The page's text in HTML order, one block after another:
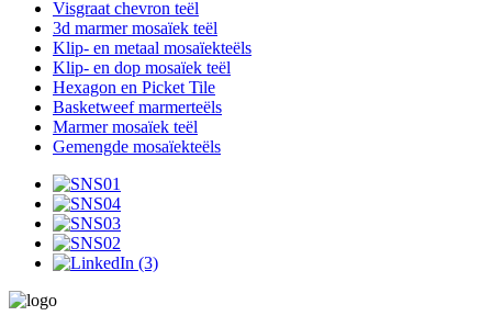
Visgraat chevron teël
3d marmer mosaïek teël
Klip- en metaal mosaïekteëls
Klip- en dop mosaïek teël
Hexagon en Picket Tile
Basketweef marmerteëls
Marmer mosaïek teël
Gemengde mosaïekteëls